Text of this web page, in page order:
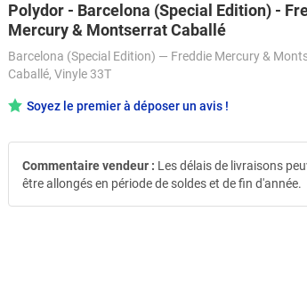
Polydor - Barcelona (Special Edition) -
Mercury & Montserrat Caballé
Barcelona (Special Edition) — Freddie Mercury &
Caballé, Vinyle 33T
Soyez le premier à déposer un avis !
Commentaire vendeur : Les délais de livraisons
être allongés en période de soldes et de fin d'année.